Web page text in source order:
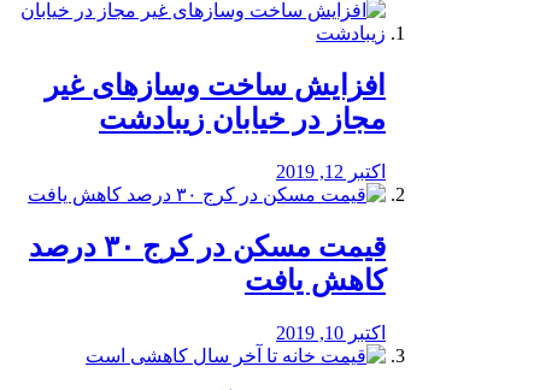
افزایش ساخت وسازهای غیر
مجاز در خیابان زیبادشت
اکتبر 12, 2019
️قیمت مسکن در کرج ۳۰ درصد
کاهش یافت
اکتبر 10, 2019